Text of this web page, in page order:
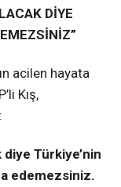
DİYE
acilen hayata
Kış,
Türkiye’nin
edemezsiniz.